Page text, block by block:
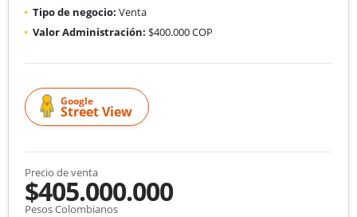
Tipo de negocio: Venta
Valor Administración: $400.000 COP
Google
Street View
Precio de venta
$405.000.000
Pesos Colombianos